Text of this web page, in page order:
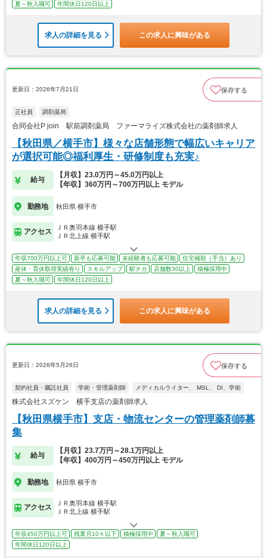
夏～秋入職可
年間休日120日以上
求人の詳細を見る この求人に興味がある
更新日：2026年7月21日 保存する
正社員 調剤薬局
合同会社P join 駅前調剤薬局 ファーマライズ株式会社の薬剤師求人
【秋田県／横手市】様々な店舗形態で幅広いキャリア
が選択可能◎福利厚生・研修制度も充実♪
給与
【月収】23.0万円～45.0万円以上
【年収】360万円～700万円以上 モデル
勤務地 秋田県 横手市
アクセス
ＪＲ奥羽本線 横手駅
ＪＲ北上線 横手駅
年収700万円以上可 新卒も応募可能 未経験者も応募可能
住宅補助（手当）あり
産休・育休取得実績有り
スキルアップ 駅チカ 店舗数30以上
積極採用中
夏～秋入職可
年間休日120日以上
求人の詳細を見る この求人に興味がある
更新日：2026年5月26日 保存する
契約社員・嘱託社員 学術・管理薬剤師 メディカルライター、 MSL、 DI、学術
株式会社スズケン 横手支店の薬剤師求人
【秋田県横手市】支店・物流センターの管理薬剤師募
集
給与
【月収】23.7万円～28.1万円以上
【年収】400万円～450万円以上 モデル
勤務地 秋田県 横手市
アクセス
ＪＲ奥羽本線 横手駅
ＪＲ北上線 横手駅
年収450万円以上可 残業月10ｈ以下 積極採用中
夏～秋入職可
年間休日120日以上